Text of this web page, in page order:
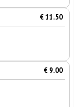
€ 11.50
€ 9.00